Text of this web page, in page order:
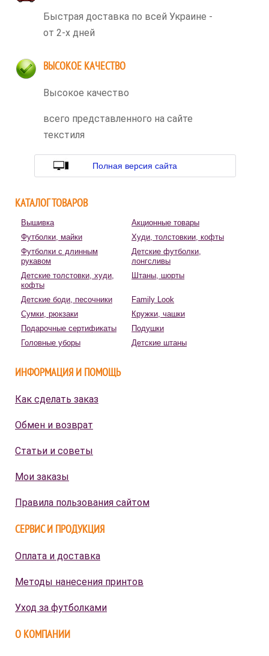
Быстрая доставка по всей Украине -
от 2-х дней
ВЫСОКОЕ КАЧЕСТВО
Высокое качество
всего представленного на сайте
текстиля
Полная версия сайта
КАТАЛОГ ТОВАРОВ
Вышивка
Акционные товары
Футболки, майки
Худи, толстовкии, кофты
Футболки с длинным
рукавом
Детские футболки,
лонгсливы
Детские толстовки, худи,
кофты
Штаны, шорты
Детские боди, песочники
Family Look
Сумки, рюкзаки
Кружки, чашки
Подарочные сертификаты
Подушки
Головные уборы
Детские штаны
ИНФОРМАЦИЯ И ПОМОЩЬ
Как сделать заказ
Обмен и возврат
Статьи и советы
Мои заказы
Правила пользования сайтом
СЕРВИС И ПРОДУКЦИЯ
Оплата и доставка
Методы нанесения принтов
Уход за футболками
О КОМПАНИИ